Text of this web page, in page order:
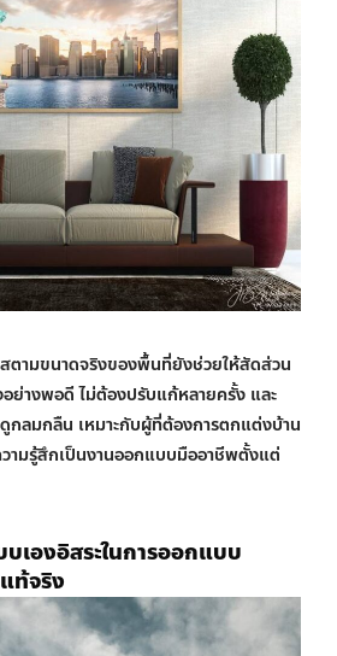
ามขนาดจริงของพื้นที่ยังช่วยให้สัดส่วน
างพอดี ไม่ต้องปรับแก้หลายครั้ง และ
กลมกลืน เหมาะกับผู้ที่ต้องการตกแต่งบ้าน
ามรู้สึกเป็นงานออกแบบมืออาชีพตั้งแต่
เองอิสระในการออกแบบ
ท้จริง